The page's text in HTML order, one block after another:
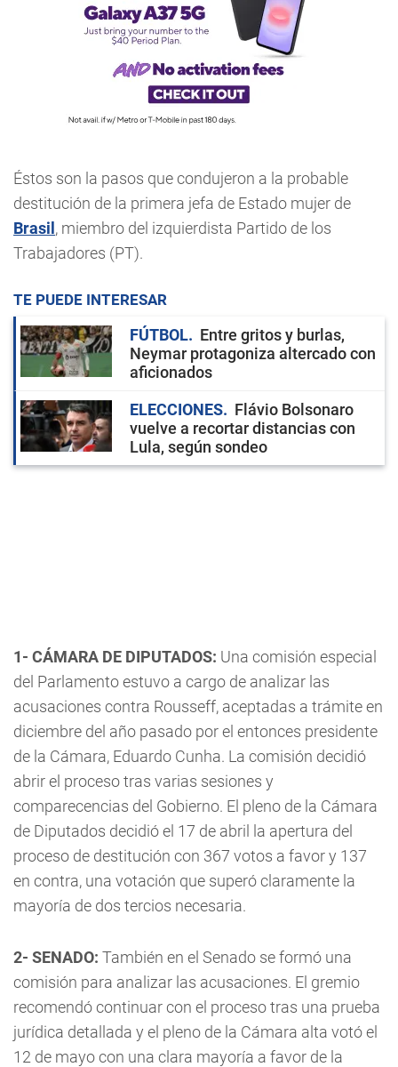
Éstos son la pasos que condujeron a la probable
destitución de la primera jefa de Estado mujer de
Brasil , miembro del izquierdista Partido de los
Trabajadores (PT).
TE PUEDE INTERESAR
FÚTBOL
Entre gritos y burlas,
Neymar protagoniza altercado con
aficionados
ELECCIONES
Flávio Bolsonaro
vuelve a recortar distancias con
Lula, según sondeo
1- CÁMARA DE DIPUTADOS: Una comisión especial
del Parlamento estuvo a cargo de analizar las
acusaciones contra Rousseff, aceptadas a trámite en
diciembre del año pasado por el entonces presidente
de la Cámara, Eduardo Cunha. La comisión decidió
abrir el proceso tras varias sesiones y
comparecencias del Gobierno. El pleno de la Cámara
de Diputados decidió el 17 de abril la apertura del
proceso de destitución con 367 votos a favor y 137
en contra, una votación que superó claramente la
mayoría de dos tercios necesaria.
2- SENADO: También en el Senado se formó una
comisión para analizar las acusaciones. El gremio
recomendó continuar con el proceso tras una prueba
jurídica detallada y el pleno de la Cámara alta votó el
12 de mayo con una clara mayoría a favor de la